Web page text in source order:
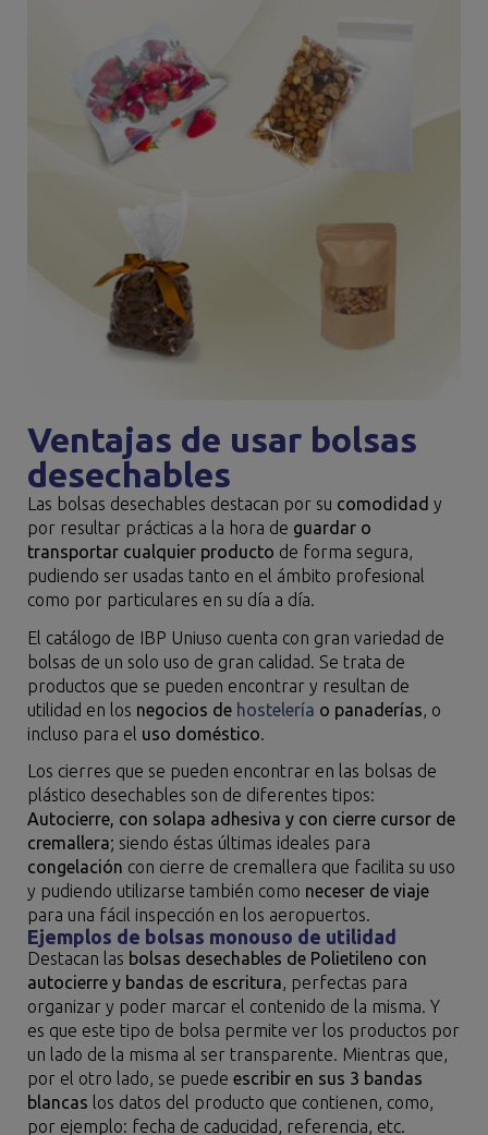
Ventajas de usar bolsas
desechables
Las bolsas desechables destacan por su comodidad y
por resultar prácticas a la hora de guardar o
transportar cualquier producto de forma segura,
pudiendo ser usadas tanto en el ámbito profesional
como por particulares en su día a día.
El catálogo de IBP Uniuso cuenta con gran variedad de
bolsas de un solo uso de gran calidad. Se trata de
productos que se pueden encontrar y resultan de
utilidad en los negocios de hostelería o panaderías, o
incluso para el uso doméstico.
Los cierres que se pueden encontrar en las bolsas de
plástico desechables son de diferentes tipos:
Autocierre, con solapa adhesiva y con cierre cursor de
cremallera; siendo éstas últimas ideales para
congelación con cierre de cremallera que facilita su uso
y pudiendo utilizarse también como neceser de viaje
para una fácil inspección en los aeropuertos.
Ejemplos de bolsas monouso de utilidad
Destacan las bolsas desechables de Polietileno con
autocierre y bandas de escritura, perfectas para
organizar y poder marcar el contenido de la misma. Y
es que este tipo de bolsa permite ver los productos por
un lado de la misma al ser transparente. Mientras que,
por el otro lado, se puede escribir en sus 3 bandas
blancas los datos del producto que contienen, como,
por ejemplo: fecha de caducidad, referencia, etc.